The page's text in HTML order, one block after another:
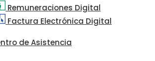
Remuneraciones Digital
Factura Electrónica Digital
de Asistencia